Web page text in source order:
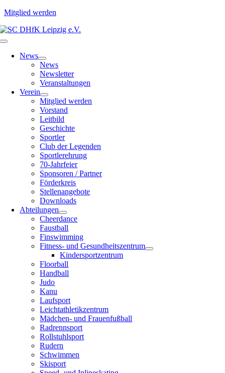
Mitglied werden
Zum
Inhalt
Toggle
NavigationNews
News
Newsletter
Veranstaltungen
Verein
Mitglied werden
Vorstand
Leitbild
Geschichte
Sportler
Club der Legenden
Sportlerehrung
70-Jahrfeier
Sponsoren / Partner
Förderkreis
Stellenangebote
Downloads
Abteilungen
Cheerdance
Faustball
Finswimming
Fitness- und Gesundheitszentrum
Kindersportzentrum
Floorball
Handball
Judo
Kanu
Laufsport
Leichtathletikzentrum
Mädchen- und Frauenfußball
Radrennsport
Rollstuhlsport
Rudern
Schwimmen
Skisport